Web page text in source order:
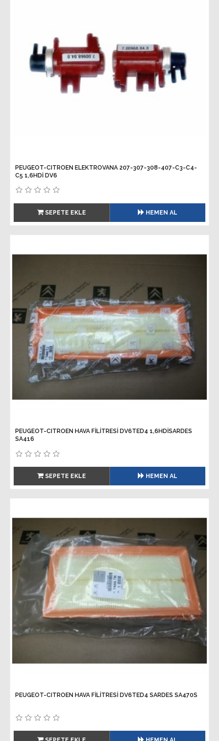
PEUGEOT-CITROEN ELEKTROVANA 207-307-308-407-C3-C4-
C5 1,6HDİ DV6
SEPETE EKLE HEMEN AL
PEUGEOT-CITROEN HAVA FİLİTRESİ DV6TED4 1,6HDİSARDES
SA416
SEPETE EKLE HEMEN AL
PEUGEOT-CITROEN HAVA FİLİTRESİ DV6TED4 SARDES SA470S